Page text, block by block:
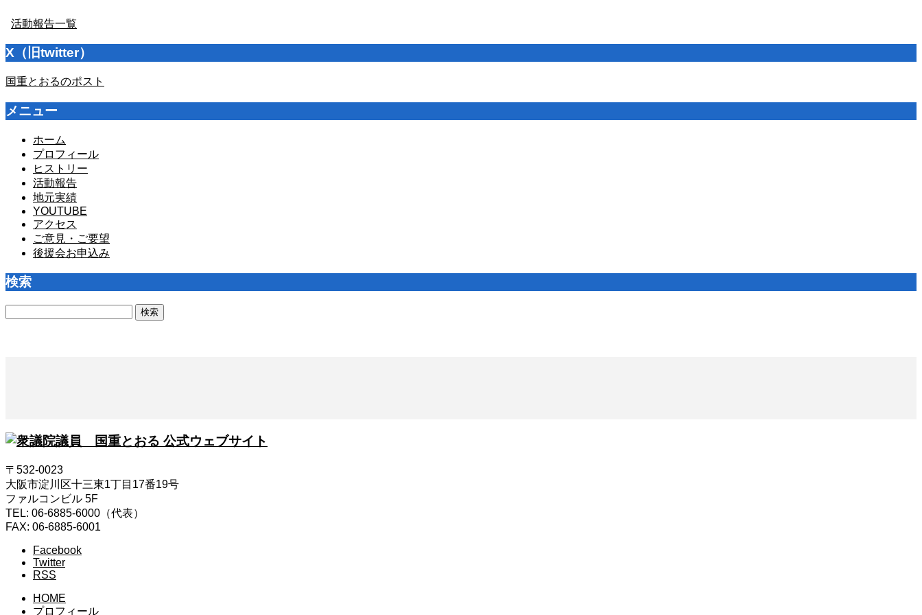
活動報告一覧
X（旧twitter）
国重とおるのポスト
メニュー
ホーム
プロフィール
ヒストリー
活動報告
地元実績
YOUTUBE
アクセス
ご意見・ご要望
後援会お申込み
検索
〒532-0023
大阪市淀川区十三東1丁目17番19号
ファルコンビル 5F
TEL: 06-6885-6000（代表）
FAX: 06-6885-6001
Facebook
Twitter
RSS
HOME
プロフィール